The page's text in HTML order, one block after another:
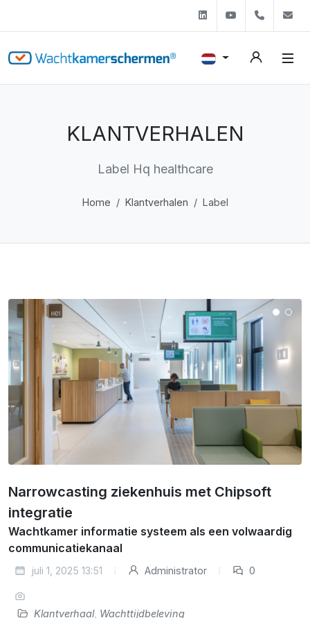
LinkedinYoutube+31
KLANTVERHALEN
Label Hq healthcare
Home Klantverhalen Label
Narrowcasting ziekenhuis met Chipsoft
integratie
Wachtkamer informatie systeem als een volwaardig
communicatiekanaal
juli 1, 2025 13:51 Administrator 0
Klantverhaal, Wachttijdbeleving